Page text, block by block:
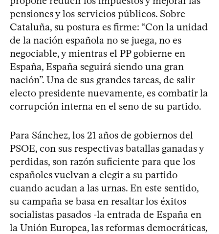
pensiones y los servicios públicos. Sobre
Cataluña, su postura es firme: “Con la unidad
de la nación española no se juega, no es
negociable, y mientras el PP gobierne en
España, España seguirá siendo una gran
nación”. Una de sus grandes tareas, de salir
electo presidente nuevamente, es combatir la
corrupción interna en el seno de su partido.
Para Sánchez, los 21 años de gobiernos del
PSOE, con sus respectivas batallas ganadas y
perdidas, son razón suficiente para que los
españoles vuelvan a elegir a su partido
cuando acudan a las urnas. En este sentido,
su campaña se basa en resaltar los éxitos
socialistas pasados -la entrada de España en
la Unión Europea, las reformas democráticas,